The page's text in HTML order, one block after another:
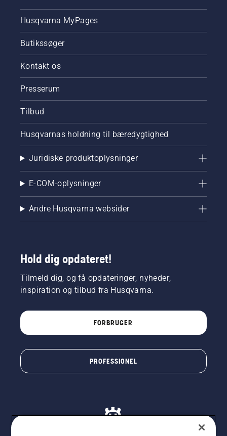
Husqvarna MyPages
Butikssøger
Kontakt os
Presserum
Tilbud
Husqvarnas holdning til bæredygtighed
Juridiske produktoplysninger
E-COM-oplysninger
Andre Husqvarna websider
Hold dig opdateret!
Tilmeld dig, og få opdateringer, nyheder,
inspiration og tilbud fra Husqvarna.
FORBRUGER
PROFESSIONEL